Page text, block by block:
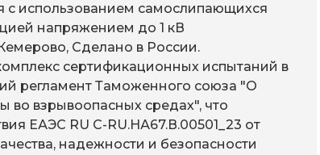
с использованием самослипающихся
напряжением до 1 кВ
Кемерово, Сделано в России.
сертификационных испытаний в
регламент Таможенного союза "О
во взрывоопасных средах", что
ЕАЭС RU С-RU.НА67.В.00501_23 от
надежности и безопасности